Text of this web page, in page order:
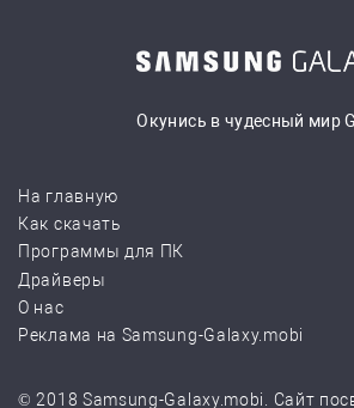
Окунись в чудесный мир
На главную
Как скачать
Программы для ПК
Драйверы
О нас
Реклама на Samsung-Galaxy.mobi
© 2018 Samsung-Galaxy.mobi. Сайт